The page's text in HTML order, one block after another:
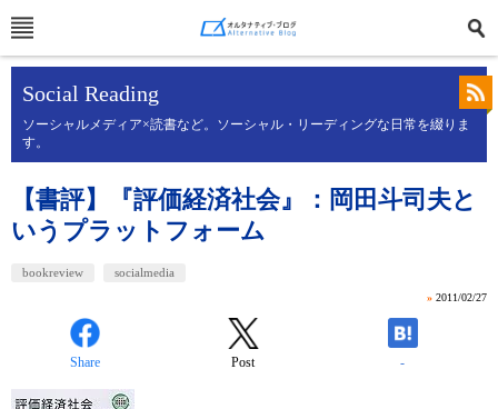
Social Reading
ソーシャルメディア×読書など。ソーシャル・リーディングな日常を綴りま
す。
【書評】『評価経済社会』：岡田斗司夫と
いうプラットフォーム
bookreview socialmedia
» 2011/02/27
Share Post -